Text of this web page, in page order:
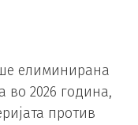
елиминирана
во 2026 година,
против